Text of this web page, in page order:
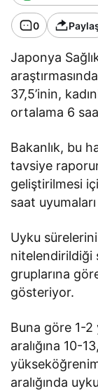
0
Japonya
37,5’inin,
ortalama 6
Bakanlık, bu
tavsiye
geliştirilmesi
saat
Uyku
nitelendirildiği
gruplarına
gösteriyor.
Buna göre 1-2
aralığına 10-
aralığında